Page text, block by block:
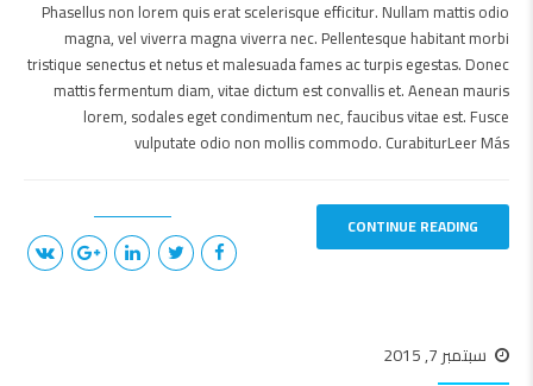
Phasellus non lorem quis erat scelerisque efficitur. Nullam mattis odio
magna, vel viverra magna viverra nec. Pellentesque habitant morbi
tristique senectus et netus et malesuada fames ac turpis egestas. Donec
mattis fermentum diam, vitae dictum est convallis et. Aenean mauris
lorem, sodales eget condimentum nec, faucibus vitae est. Fusce
vulputate odio non mollis commodo. CurabiturLeer Más
CONTINUE READING
سبتمبر 7, 2015